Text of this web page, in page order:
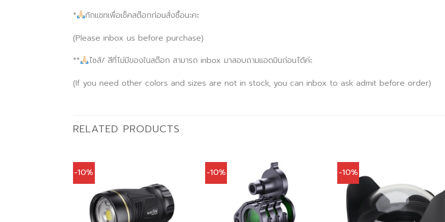
*
ทักแชทเพื่อเช็คสต๊อกก่อนสั่งซื้อนะคะ
(Please inbox us before purchase)
**
ไซส์/ สีที่ไม่มีของในสต๊อก สามารถ inbox มาสอบถามแอดมินก่อนได้ค่ะ
(If you need other colors and sizes are not in stock, you can inbox to ask admit before order)
RELATED PRODUCTS
-10% -10% -10%